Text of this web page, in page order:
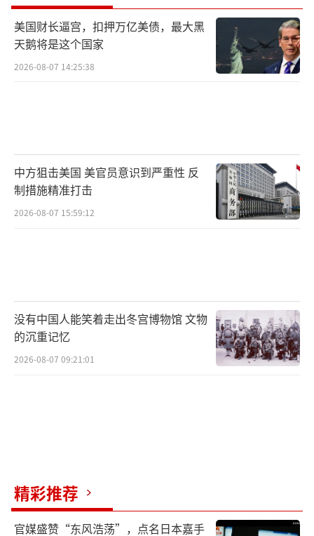
美国财长逼宫，扣押万亿美债，最大黑
天鹅将是这个国家
2026-08-07 14:25:38
中方狙击美国 美官员意识到严重性 反
制措施精准打击
2026-08-07 15:59:12
没有中国人能笑着走出冬宫博物馆 文物
的沉重记忆
2026-08-07 09:21:01
精彩推荐
官媒盛赞“东风浩荡”，点名日本嘉手